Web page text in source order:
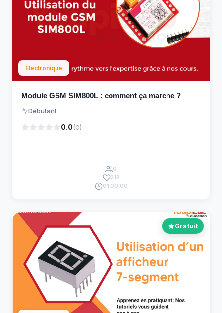
Electronique
Module GSM SIM800L : comment ça marche ?
Débutant
0.0(0)
0
218
01:00:00
Gratuit